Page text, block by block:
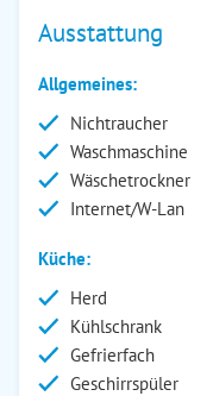
Ausstattung
Allgemeines:
Nichtraucher
Waschmaschine
Wäschetrockner
Internet/W-Lan
Küche:
Herd
Kühlschrank
Gefrierfach
Geschirrspüler